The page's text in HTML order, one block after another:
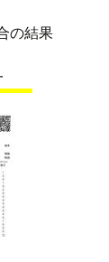
の結果